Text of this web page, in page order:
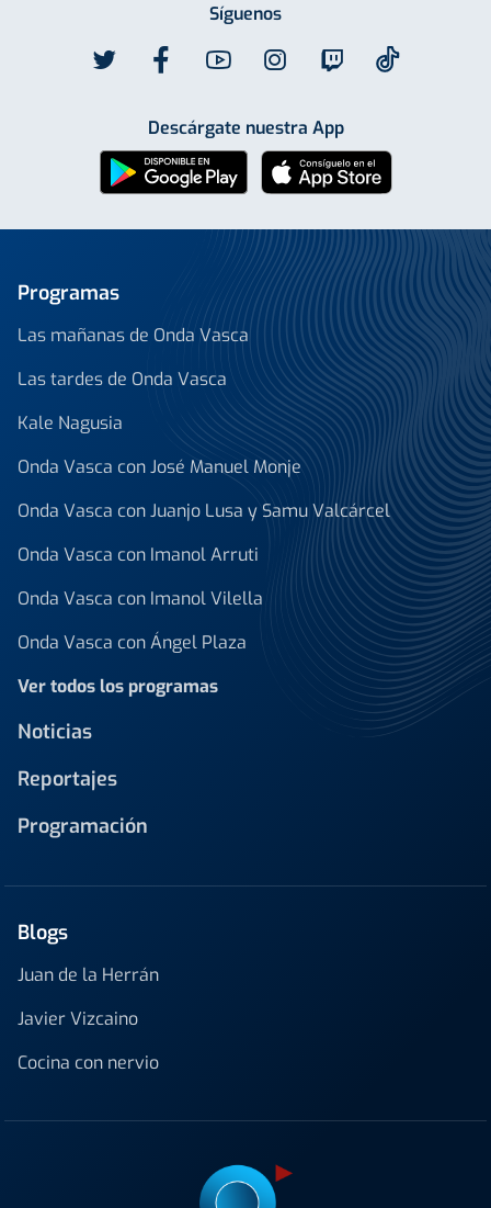
Síguenos
Descárgate nuestra App
Programas
Las mañanas de Onda Vasca
Las tardes de Onda Vasca
Kale Nagusia
Onda Vasca con José Manuel Monje
Onda Vasca con Juanjo Lusa y Samu Valcárcel
Onda Vasca con Imanol Arruti
Onda Vasca con Imanol Vilella
Onda Vasca con Ángel Plaza
Ver todos los programas
Noticias
Reportajes
Programación
Blogs
Juan de la Herrán
Javier Vizcaino
Cocina con nervio